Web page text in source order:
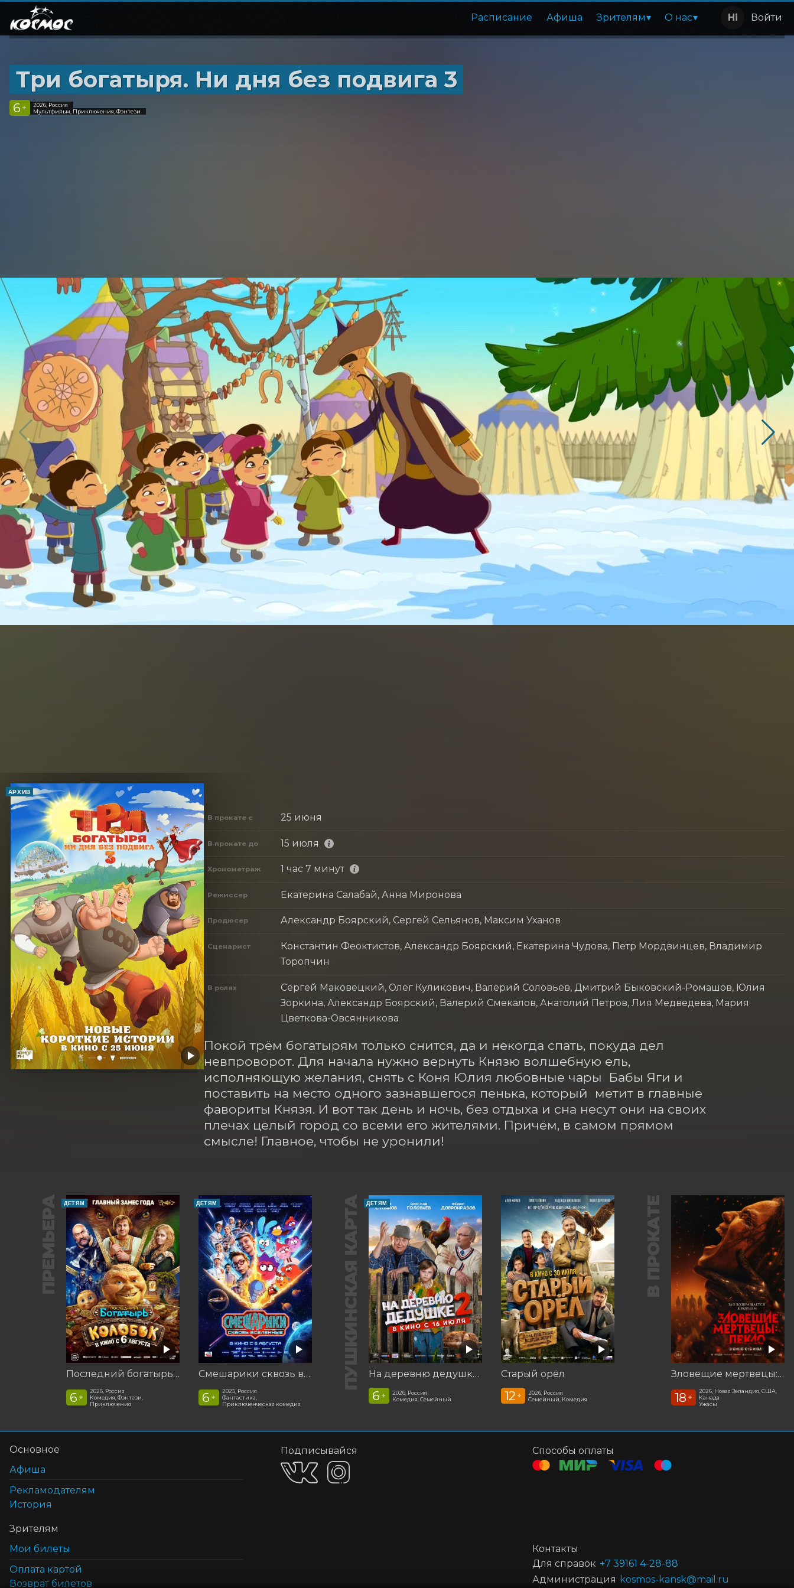
Расписание Афиша Зрителям О нас Войти
Три богатыря. Ни дня без подвига 3
6 +
2026, Россия
Мультфильм, Приключения, Фэнтези
АРХИВ
В прокате с 25 июня
В прокате до 15 июля
Хронометраж 1 час 7 минут
Режиссер Екатерина Салабай, Анна Миронова
Продюсер Александр Боярский, Сергей Сельянов, Максим Уханов
Сценарист
Константин Феоктистов, Александр Боярский, Екатерина Чудова, Петр Мордвинцев, Владимир
Торопчин
В ролях
Сергей Маковецкий, Олег Куликович, Валерий Соловьев, Дмитрий Быковский-Ромашов, Юлия
Зоркина, Александр Боярский, Валерий Смекалов, Анатолий Петров, Лия Медведева, Мария
Цветкова-Овсянникова
Покой трём богатырям только снится, да и некогда спать, покуда дел
невпроворот. Для начала нужно вернуть Князю волшебную ель,
исполняющую желания, снять с Коня Юлия любовные чары  Бабы Яги и
поставить на место одного зазнавшегося пенька, который  метит в главные
фавориты Князя. И вот так день и ночь, без отдыха и сна несут они на своих
плечах целый город со всеми его жителями. Причём, в самом прямом
смысле! Главное, чтобы не уронили!
ПРЕМЬЕРА ДЕТЯМ
Последний богатырь. Колобок
6 +
2026, Россия
Комедия, Фэнтези,
Приключения
ДЕТЯМ
Смешарики сквозь вселенные
6 +
2025, Россия
Фантастика,
Приключенческая комедия
ПУШКИНСКАЯ КАРТА ДЕТЯМ
На деревню дедушке 2
6 +
2026, Россия
Комедия, Семейный
Старый орёл
12 +
2026, Россия
Семейный, Комедия
В ПРОКАТЕ
Зловещие мертвецы: Пекло
18 +
2026, Новая Зеландия, США,
Канада
Ужасы
Основное
Афиша
Рекламодателям
История
Зрителям
Мои билеты
Оплата картой
Возврат билетов
Подписывайся Способы оплаты
Контакты
Для справок +7 39161 4-28-88
Администрация kosmos-kansk@mail.ru